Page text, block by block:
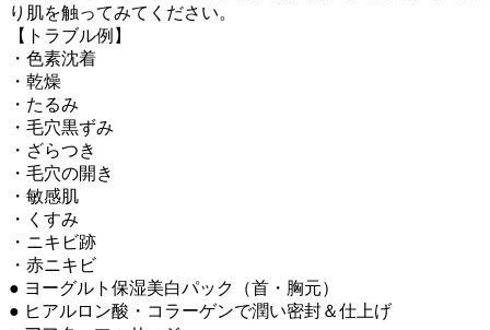
り肌を触ってみてください。
【トラブル例】
・色素沈着
・乾燥
・たるみ
・毛穴黒ずみ
・ざらつき
・毛穴の開き
・敏感肌
・くすみ
・ニキビ跡
・赤ニキビ
● ヨーグルト保湿美白パック（首・胸元）
● ヒアルロン酸・コラーゲンで潤い密封＆仕上げ